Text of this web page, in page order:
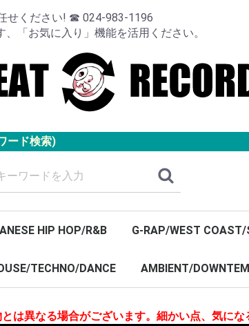
せください! ☎ 024-983-1196
「お気に入り」機能を活用ください。
ード検索)
HIP HOP/R&B G-RAP/WEST COAST/
TECHNO/DANCE AMBIENT/
は異なる場合がございます。細かい点、気にな